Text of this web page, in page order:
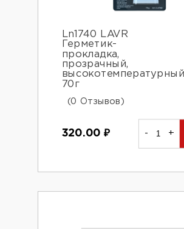
Ln1740 LAVR
Герметик-
прокладка,
прозрачный,
высокотемпературный
70г
(0 Отзывов)
320.00 ₽ - +